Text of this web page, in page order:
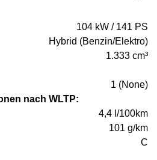
104 kW / 141 PS
Hybrid (Benzin/Elektro)
1.333 cm³
1 (None)
nach WLTP:
4,4 l/100km
101 g/km
C